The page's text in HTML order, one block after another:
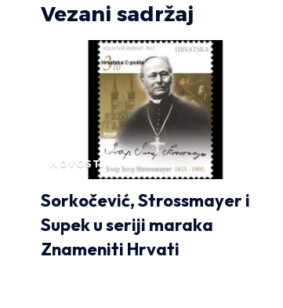
Vezani sadržaj
NOVOSTI
Sorkočević, Strossmayer i
Supek u seriji maraka
Znameniti Hrvati